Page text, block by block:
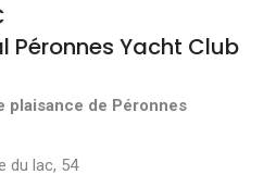
Péronnes Yacht Club
plaisance de Péronnes
du lac,